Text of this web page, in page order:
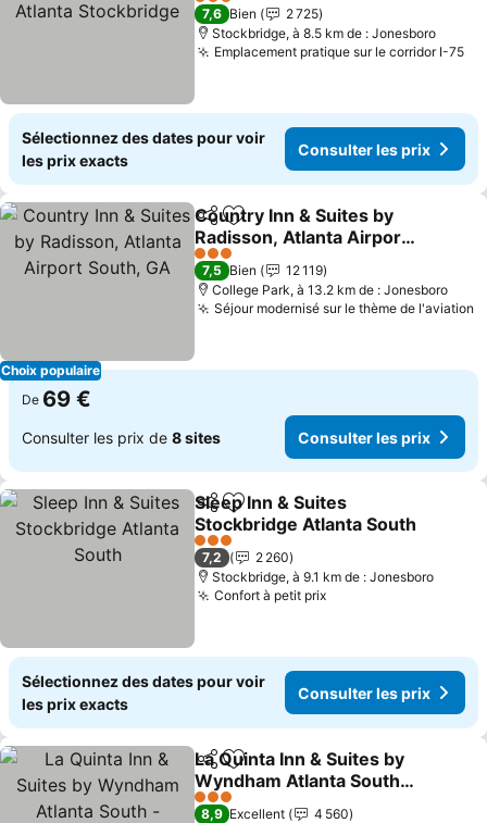
3 Étoiles
7,6 Bien
2 725
Stockbridge, à 8.5 km de : Jonesboro
Emplacement pratique sur le corridor I-75
Sélectionnez des dates pour voir
les prix exacts
Consulter les prix
Choix populaire
PartagerAjouter à mes favoris
Country Inn & Suites by
Radisson, Atlanta Airport
South, GA
3 Étoiles
7,5 Bien
12 119
College Park, à 13.2 km de : Jonesboro
Séjour modernisé sur le thème de l'aviation
De 69 €
Consulter les prix de 8 sites Consulter les prix
PartagerAjouter à mes favoris
Sleep Inn & Suites
Stockbridge Atlanta South
3 Étoiles
7,2
2 260
Stockbridge, à 9.1 km de : Jonesboro
Confort à petit prix
Sélectionnez des dates pour voir
les prix exacts
Consulter les prix
PartagerAjouter à mes favoris
La Quinta Inn & Suites by
Wyndham Atlanta South -
McDonough
3 Étoiles
8,9 Excellent
4 560